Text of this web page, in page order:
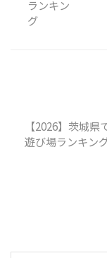
【2026】茨城
遊び場ランキン